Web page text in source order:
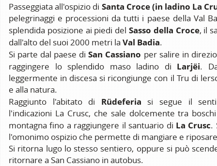
Passeggiata all'ospizio di Santa Croce (in ladino La
pelegrinaggi e processioni da tutti i paese della Val
splendida posizione ai piedi del Sasso della Croce, il
dall'alto del suoi 2000 metri laVal Badia.
Si parte dal paese diSan Cassiano per salire in
raggingere lo splendido maso ladino di Larjëi.
leggermente in discesa si ricongiunge con il Tru di
e alla natura.
Raggiunto l'abitato di Rüdeferia si segue il
l'indicazioni La Crusc, che sale dolcemente tra
montagna fino a raggiungere il santuario di La Crusc.
l'omonimo ospizio che permette di mangiare e
Si ritorna lugo lo stesso sentiero, oppure si può
ritornare a San Cassiano in autobus.